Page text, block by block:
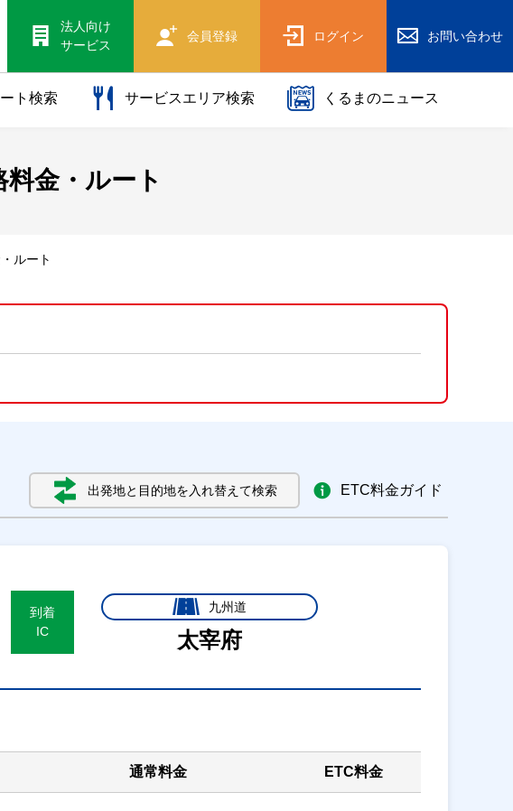
法人向け
サービス
会員登録 ログイン お問い合わせ
ト検索 サービスエリア検索 くるまのニュース
料金・ルート
ルート
出発地と目的地を入れ替えて検索 ETC料金ガイド
到着
IC
九州道
太宰府
通常料金 ETC料金